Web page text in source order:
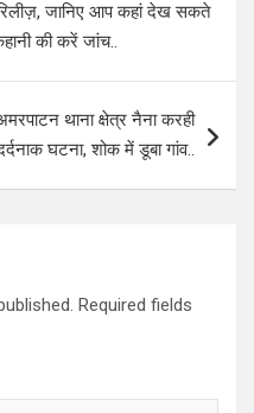
जानिए आप कहां देख सकते
की करें जांच..
थाना क्षेत्र नैना करही
घटना, शोक में डूबा गांव..
Required fields